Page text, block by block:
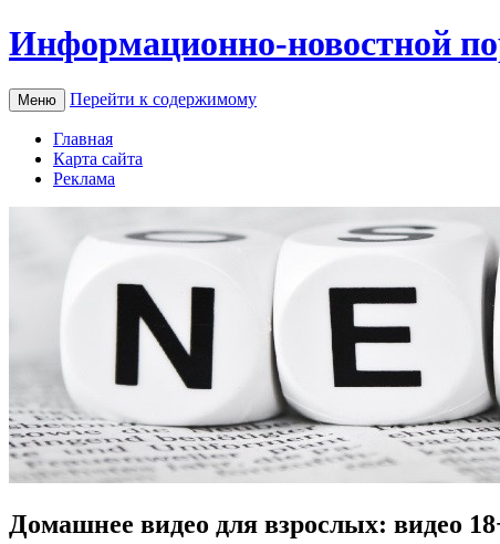
Информационно-новостной
Меню Перейти к содержимому
Главная
Карта сайта
Реклама
Домашнее видео для взрослых: видео